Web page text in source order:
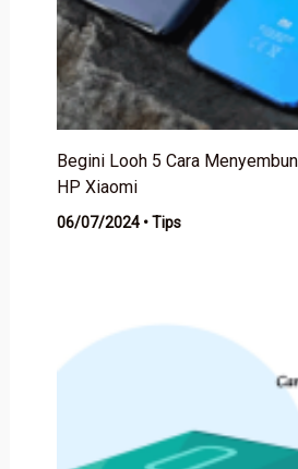
Begini Looh 5 Cara
HP Xiaomi
06/07/2024 •Tips